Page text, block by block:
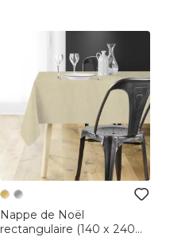
Nappe de Noël
rectangulaire (140 x 240